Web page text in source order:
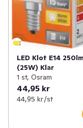
LED Klot E14 250lm
(25W) Klar
1 st, Osram
44,95 kr
44,95 kr /st